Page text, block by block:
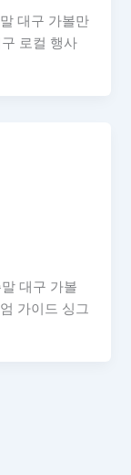
대구 가볼만
로컬 행사
대구 가볼
가이드 싱그